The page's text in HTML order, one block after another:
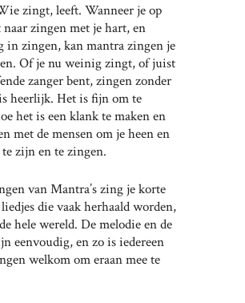
zingt, leeft. Wanneer je op
naar zingen met je hart, en
in zingen, kan mantra zingen je
Of je nu weinig zingt, of juist
zanger bent, zingen zonder
heerlijk. Het is fijn om te
het is een klank te maken en
met de mensen om je heen en
te zijn en te zingen.
van Mantra’s zing je korte
liedjes die vaak herhaald worden,
hele wereld. De melodie en de
eenvoudig, en zo is iedereen
welkom om eraan mee te